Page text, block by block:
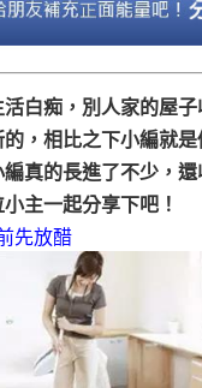
白痴，別人家的屋子
，相比之下小編就
真的長進了不少，
主一起分享下吧！
先放醋